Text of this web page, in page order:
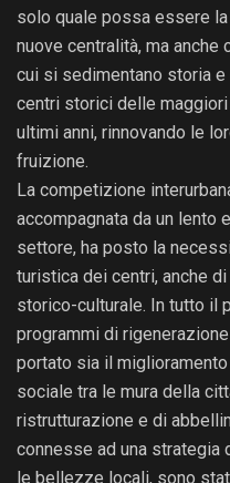
solo quale possa essere
nuove centralità, ma
cui si sedimentano storia e
centri storici delle
ultimi anni, rinnovando le
fruizione.
La competizione
accompagnata da un lento
settore, ha posto la
turistica dei centri, anche
storico-culturale. In tutto il
programmi di
portato sia il
sociale tra le mura della
ristrutturazione e di
connesse ad una strategia
le bellezze locali, sono